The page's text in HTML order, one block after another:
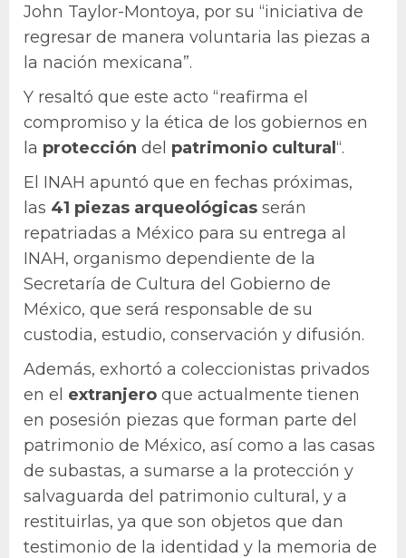
John Taylor-Montoya, por su “iniciativa de
regresar de manera voluntaria las piezas a
la nación mexicana”.
Y resaltó que este acto “reafirma el
compromiso y la ética de los gobiernos en
la protección del patrimonio cultural “.
El INAH apuntó que en fechas próximas,
las 41 piezas arqueológicas serán
repatriadas a México para su entrega al
INAH, organismo dependiente de la
Secretaría de Cultura del Gobierno de
México, que será responsable de su
custodia, estudio, conservación y difusión.
Además, exhortó a coleccionistas privados
en el extranjero que actualmente tienen
en posesión piezas que forman parte del
patrimonio de México, así como a las casas
de subastas, a sumarse a la protección y
salvaguarda del patrimonio cultural, y a
restituirlas, ya que son objetos que dan
testimonio de la identidad y la memoria de